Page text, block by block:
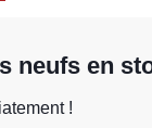
neufs en
!